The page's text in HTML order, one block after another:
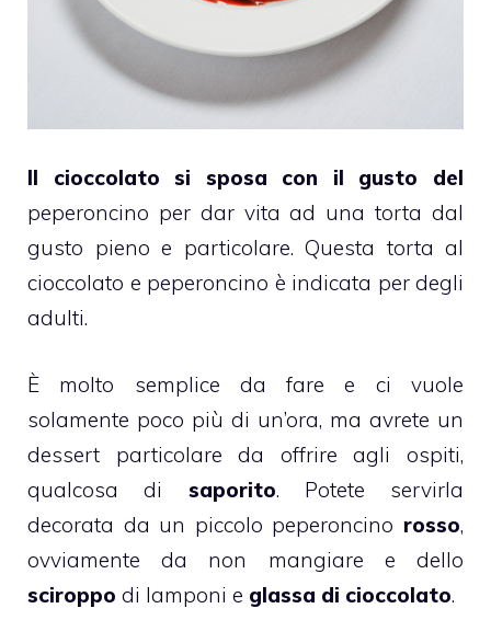
Il cioccolato si sposa con il gusto del
peperoncino per dar vita ad una torta dal
gusto pieno e particolare. Questa torta al
cioccolato e peperoncino è indicata per degli
adulti.
È molto semplice da fare e ci vuole
solamente poco più di un’ora, ma avrete un
dessert particolare da offrire agli ospiti,
qualcosa di saporito. Potete servirla
decorata da un piccolo peperoncino rosso,
ovviamente da non mangiare e dello
sciroppo di lamponi e glassa di cioccolato.